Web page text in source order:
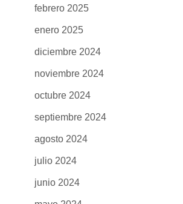
febrero 2025
enero 2025
diciembre 2024
noviembre 2024
octubre 2024
septiembre 2024
agosto 2024
julio 2024
junio 2024